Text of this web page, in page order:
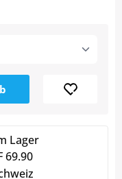
Lager
69.90